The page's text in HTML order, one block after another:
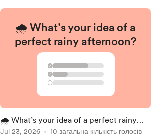
🌧️ What’s your idea of a
perfect rainy afternoon?
✓
✓
🌧️ What’s your idea of a perfect rainy
afternoon?
Jul 23, 2026 10 загальна кількість голосів